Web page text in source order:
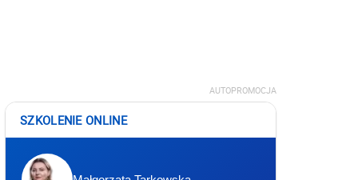
AUTOPROMOCJA
SZKOLENIE ONLINE